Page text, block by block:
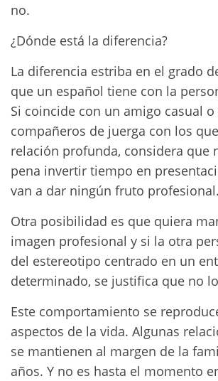
no.
¿Dónde está la diferencia?
La diferencia estriba en el grado
que un español tiene con la
Si coincide con un amigo casual o
compañeros de juerga con los
relación profunda, considera que
pena invertir tiempo en
van a dar ningún fruto profesional.
Otra posibilidad es que quiera
imagen profesional y si la otra
del estereotipo centrado en un
determinado, se justifica que no
Este comportamiento se
aspectos de la vida. Algunas
se mantienen al margen de la
años. Y no es hasta el momento